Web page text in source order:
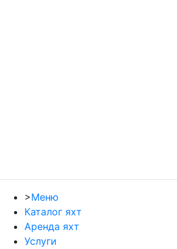
>Меню
Каталог яхт
Аренда яхт
Услуги